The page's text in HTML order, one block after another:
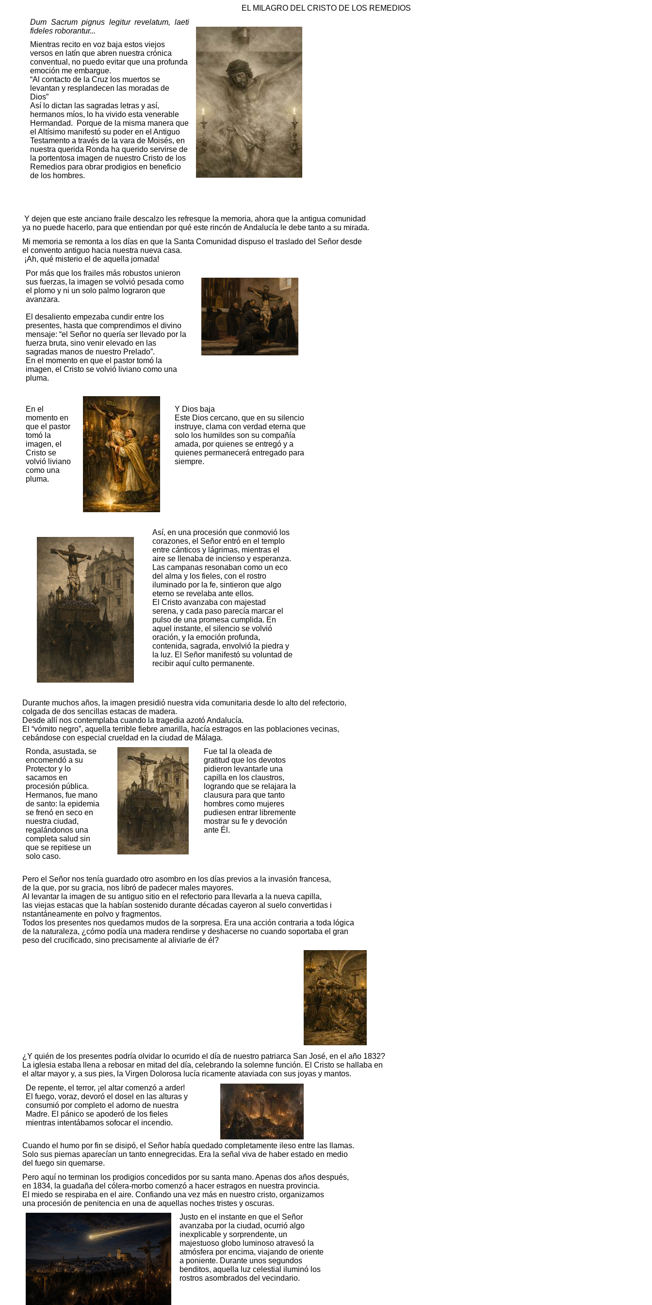
EL MILAGRO DEL CRISTO DE LOS REMEDIOS
Dum Sacrum pignus legitur revelatum, laeti
fidelesroborantur...
Mientras recito en voz baja estos viejos
versos en latín que abren nuestra crónica
conventual, no puedo evitar que una profunda
emoción me embargue.
“Al contacto de la Cruz los muertos se
levantan y resplandecen las moradas de
Dios”
Así lo dictan las sagradas letras y así,
hermanos míos, lo ha vivido esta venerable
Hermandad.
Porque de la misma manera que
el Altísimo manifestó su poder en el Antiguo
Testamento a través de la vara de Moisés, en
nuestra querida Ronda ha querido servirse de
la portentosa imagen de nuestro Cristo de los
Remedios para obrar prodigios en beneficio
de los hombres.
Y dejen que este anciano fraile descalzo les refresque la memoria, ahora que la antigua comunidad
ya no puede hacerlo, para que entiendan por qué este rincón de Andalucía le debe tanto a su mirada.
Mi memoria se remonta a los días en que la Santa Comunidad dispuso el traslado del Señor desde
el convento antiguo hacia nuestra nueva casa.
¡Ah, qué misterio el de aquella jornada!
Por más que los frailes más robustos unieron
sus fuerzas, la imagen se volvió pesada como
el plomo y ni un solo palmo lograron que
avanzara.
El desaliento empezaba cundir entre los
presentes, hasta que comprendimos el divino
mensaje: “el Señor no quería ser llevado por la
fuerza bruta, sino venir elevado en las
sagradas manos de nuestro Prelado”.
En el momento en que el pastor tomó la
imagen, el Cristo se volvió liviano como una
pluma.
En el
momento en
que el pastor
tomó la
imagen, el
Cristo se
volvió liviano
como una
pluma.
Y Dios baja
Este Dios cercano, que en su silencio
instruye, clama con verdad eterna que
solo los humildes son su compañía
amada, por quienes se entregó y a
quienes permanecerá entregado para
siempre.
Así, en una procesión que conmovió los
corazones, el Señor entró en el templo
entre cánticos y lágrimas, mientras el
aire se llenaba de incienso y esperanza.
Las campanas resonaban como un eco
del alma y los fieles, con el rostro
iluminado por la fe, sintieron que algo
eterno se revelaba ante ellos.
El Cristo avanzaba con majestad
serena, y cada paso parecía marcar el
pulso de una promesa cumplida. En
aquel instante, el silencio se volvió
oración, y la emoción profunda,
contenida, sagrada, envolvió la piedra y
la luz. El Señor manifestó su voluntad de
recibir aquí culto permanente.
Durante muchos años, la imagen presidió nuestra vida comunitaria desde lo alto del refectorio,
colgada de dos sencillas estacas de madera.
Desde allí nos contemplaba cuando la tragedia azotó Andalucía.
El “vómito negro”, aquella terrible fiebre amarilla, hacía estragos en las poblaciones vecinas,
cebándose con especial crueldad en la ciudad de Málaga.
Ronda, asustada, se
encomendó a su
Protector y lo
sacamos en
procesión pública.
Hermanos, fue mano
de santo: la epidemia
se frenó en seco en
nuestra ciudad,
regalándonos una
completa salud sin
que se repitiese un
solo caso.
Fue tal la oleada de
gratitud que los devotos
pidieron levantarle una
capilla en los claustros,
logrando que se relajara la
clausura para que tanto
hombres como mujeres
pudiesen entrar libremente
mostrar su fe y devoción
ante Él.
Pero el Señor nos tenía guardado otro asombro en los días previos a la invasión francesa,
de la que, por su gracia, nos libró de padecer males mayores.
Al levantar la imagen de su antiguo sitio en el refectorio para llevarla a la nueva capilla,
las viejas estacas que la habían sostenido durante décadas cayeron al suelo convertidas i
nstantáneamente en polvo y fragmentos.
Todos los presentes nos quedamos mudos de la sorpresa. Era una acción contraria a toda lógica
de la naturaleza, ¿cómo podía una madera rendirse y deshacerse no cuando soportaba el gran
peso del crucificado, sino precisamente al aliviarle de él?
¿Y quién de los presentes podría olvidar lo ocurrido el día de nuestro patriarca San José, en el año 1832?
La iglesia estaba llena a rebosar en mitad del día, celebrando la solemne función. El Cristo se hallaba en
el altar mayor y, a sus pies, la Virgen Dolorosa lucía ricamente ataviada con sus joyas y mantos.
De repente, el terror, ¡el altar comenzó a arder!
El fuego, voraz, devoró el dosel en las alturas y
consumió por completo el adorno de nuestra
Madre. El pánico se apoderó de los fieles
mientras intentábamos sofocar el incendio.
Cuando el humo por fin se disipó, el Señor había quedado completamente ileso entre las llamas.
Solo sus piernas aparecían un tanto ennegrecidas. Era la señal viva de haber estado en medio
del fuego sin quemarse.
Pero aquí no terminan los prodigios concedidos por su santa mano. Apenas dos años después,
en 1834, la guadaña del cólera-morbo comenzó a hacer estragos en nuestra provincia.
El miedo se respiraba en el aire. Confiando una vez más en nuestro cristo, organizamos
una procesión de penitencia en una de aquellas noches tristes y oscuras.
Justo en el instante en que el Señor
avanzaba por la ciudad, ocurrió algo
inexplicable y sorprendente, un
majestuoso globo luminoso atravesó la
atmósfera por encima, viajando de oriente
a poniente. Durante unos segundos
benditos, aquella luz celestial iluminó los
rostros asombrados del vecindario.